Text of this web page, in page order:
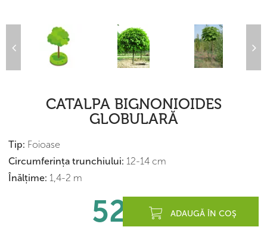
CATALPA BIGNONIOIDES
GLOBULARĂ
Tip: Foioase
Сircumferința trunchiului: 12-14 cm
Înălțime: 1,4-2 m
520leiADAUGĂ ÎN COŞ